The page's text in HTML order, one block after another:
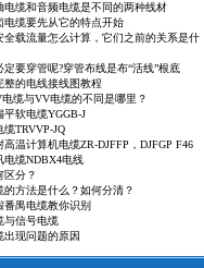
电缆和音频电缆是不同的两种线材
电缆要先从它的特点开始
全载流量怎么计算，它们之前的关系是什
要穿管呢?穿管布线是布“活线”根底
整的电线接线图教程
缆与VV电缆的不同是哪里？
平软电缆YGGB-J
TRVVP-JQ
温计算机电缆ZR-DJFFP，DJFGP F46
电缆NDBX4电线
区分？
的方法是什么？如何分清？
番禺电缆教你识别
与信号电缆
出现问题的原因